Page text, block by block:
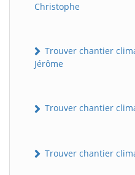
Christophe
Trouver chantier
Jérôme
Trouver chantier
Trouver chantier